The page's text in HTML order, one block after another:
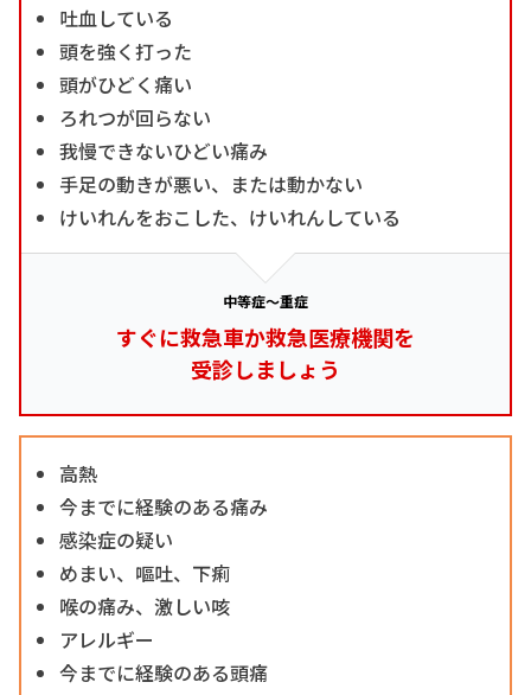
吐血している
頭を強く打った
頭がひどく痛い
ろれつが回らない
我慢できないひどい痛み
手足の動きが悪い、または動かない
けいれんをおこした、けいれんしている
中等症～重症
すぐに救急車か救急医療機関を
受診しましょう
高熱
今までに経験のある痛み
感染症の疑い
めまい、嘔吐、下痢
喉の痛み、激しい咳
アレルギー
今までに経験のある頭痛